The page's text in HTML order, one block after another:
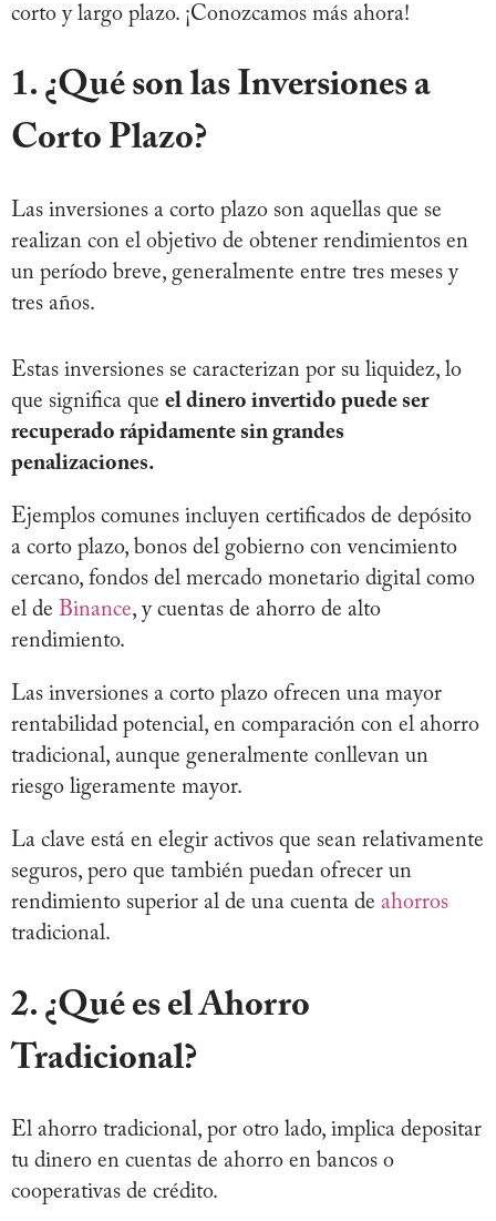
corto y largo plazo. ¡Conozcamos más ahora!
1. ¿Qué son las Inversiones a
Corto Plazo?
Las inversiones a corto plazo son aquellas que se
realizan con el objetivo de obtener rendimientos en
un período breve, generalmente entre tres meses y
tres años.
Estas inversiones se caracterizan por su liquidez, lo
que significa que el dinero invertido puede ser
recuperado rápidamente sin grandes
penalizaciones.
Ejemplos comunes incluyen certificados de depósito
a corto plazo, bonos del gobierno con vencimiento
cercano, fondos del mercado monetario digital como
el de Binance, y cuentas de ahorro de alto
rendimiento.
Las inversiones a corto plazo ofrecen una mayor
rentabilidad potencial, en comparación con el ahorro
tradicional, aunque generalmente conllevan un
riesgo ligeramente mayor.
La clave está en elegir activos que sean relativamente
seguros, pero que también puedan ofrecer un
rendimiento superior al de una cuenta de ahorros
tradicional.
2. ¿Qué es el Ahorro
Tradicional?
El ahorro tradicional, por otro lado, implica depositar
tu dinero en cuentas de ahorro en bancos o
cooperativas de crédito.